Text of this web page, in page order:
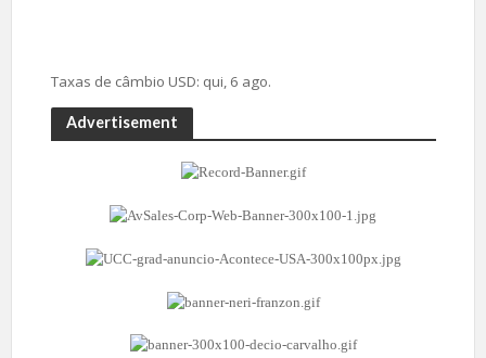
Taxas de câmbio USD: qui, 6 ago.
Advertisement